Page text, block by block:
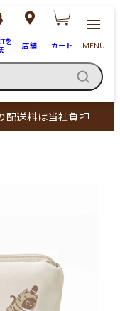
を
店舗 カート MENU
配送料は当社負担